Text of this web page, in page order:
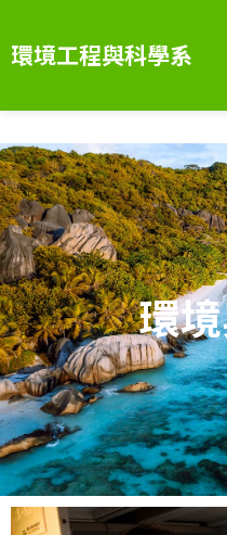
環境工程與科學系
環